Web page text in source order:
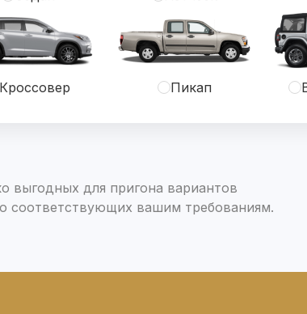
Пикап
выгодных для пригона вариантов
соответствующих вашим требованиям.